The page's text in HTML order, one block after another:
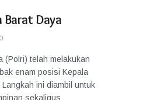
Barat Daya
0
(Polri) telah melakukan
enam posisi Kepala
ini diambil untuk
sekaligus